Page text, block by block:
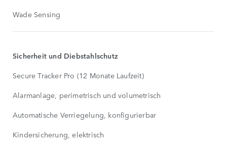
Wade Sensing
Sicherheit und Diebstahlschutz
Secure Tracker Pro (12 Monate Laufzeit)
Alarmanlage, perimetrisch und volumetrisch
Automatische Verriegelung, konfigurierbar
Kindersicherung, elektrisch